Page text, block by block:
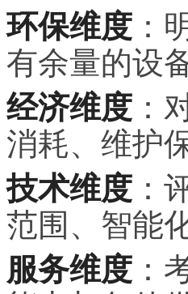
环保维度 ：
有余量的设
经济维度 ：
消耗、维护
技术维度 ：
范围、智能
服务维度 ：